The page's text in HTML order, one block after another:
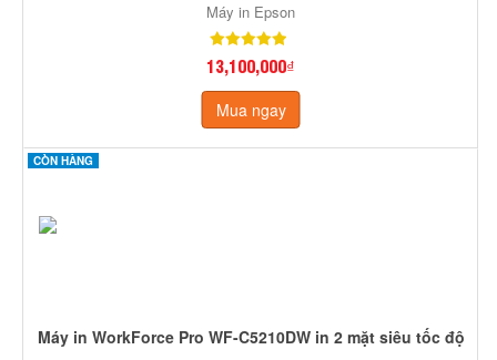
Máy in Epson
13,100,000₫
Mua ngay
CÒN HÀNG
Máy in WorkForce Pro WF-C5210DW in 2 mặt siêu tốc độ